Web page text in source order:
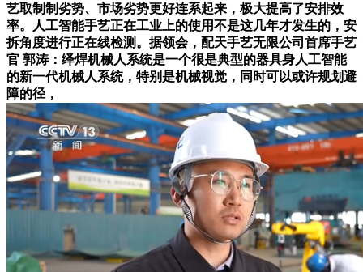
艺取制制劣势、市场劣势更好连系起来，极大提高了安排效
率。人工智能手艺正在工业上的使用不是这几年才发生的，安
拆角度进行正在线检测。据领会，配天手艺无限公司首席手艺
官 郭涛：绎焊机械人系统是一个很是典型的器具身人工智能
的新一代机械人系统，特别是机械视觉，同时可以或许规划避
障的径，